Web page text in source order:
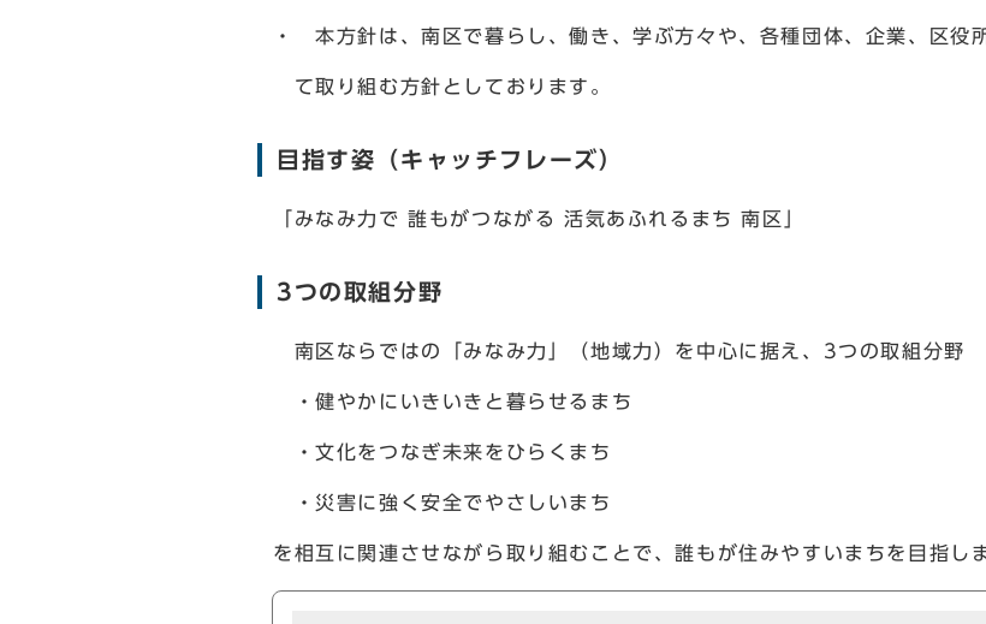
・ 本方針は、南区で暮らし、働き、学ぶ方々や、各種団体、企業、区役
て取り組む方針としております。
目指す姿（キャッチフレーズ）
「みなみ力で 誰もがつながる 活気あふれるまち 南区」
3つの取組分野
南区ならではの「みなみ力」（地域力）を中心に据え、3つの取組分野
・健やかにいきいきと暮らせるまち
・文化をつなぎ未来をひらくまち
・災害に強く安全でやさしいまち
を相互に関連させながら取り組むことで、誰もが住みやすいまちを目指し